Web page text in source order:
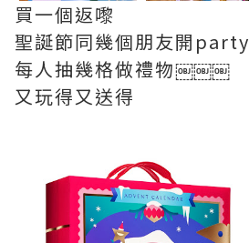
買一個返嚟
聖誕節同幾個朋友開party
每人抽幾格做禮物￼￼￼
又玩得又送得